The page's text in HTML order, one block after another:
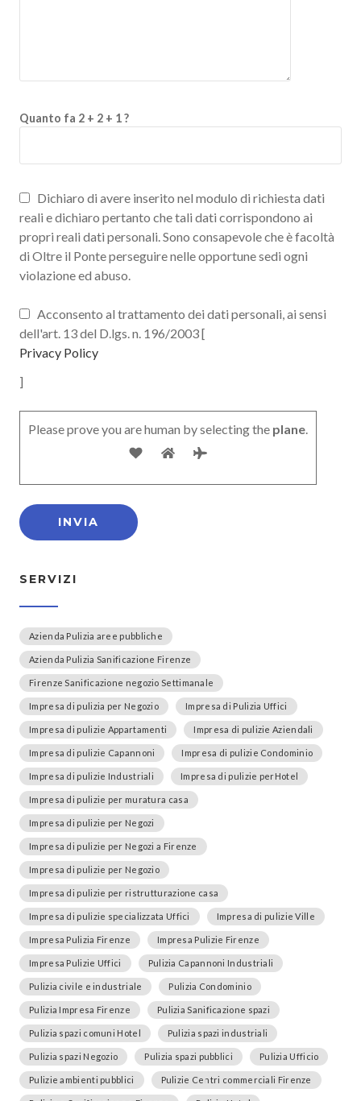
Quanto fa 2 + 2 + 1 ?
Dichiaro di avere inserito nel modulo di richiesta dati
reali e dichiaro pertanto che tali dati corrispondono ai
propri reali dati personali. Sono consapevole che è facoltà
di Oltre il Ponte perseguire nelle opportune sedi ogni
violazione ed abuso.
Acconsento al trattamento dei dati personali, ai sensi
dell'art. 13 del D.lgs. n. 196/2003 [
Privacy Policy
]
Please prove you are human by selecting the plane.
SERVIZI
Azienda Pulizia aree pubbliche
Azienda Pulizia Sanificazione Firenze
Firenze Sanificazione negozio Settimanale
Impresa di pulizia per Negozio Impresa di Pulizia Uffici
Impresa di pulizie Appartamenti Impresa di pulizie Aziendali
Impresa di pulizie Capannoni Impresa di pulizie Condominio
Impresa di pulizie Industriali Impresa di pulizie perHotel
Impresa di pulizie per muratura casa
Impresa di pulizie per Negozi
Impresa di pulizie per Negozi a Firenze
Impresa di pulizie per Negozio
Impresa di pulizie per ristrutturazione casa
Impresa di pulizie specializzata Uffici Impresa di pulizie Ville
Impresa Pulizia Firenze Impresa Pulizie Firenze
Impresa Pulizie Uffici Pulizia Capannoni Industriali
Pulizia civile e industriale Pulizia Condominio
Pulizia Impresa Firenze Pulizia Sanificazione spazi
Pulizia spazi comuni Hotel Pulizia spazi industriali
Pulizia spazi Negozio Pulizia spazi pubblici Pulizia Ufficio
Pulizie ambienti pubblici Pulizie Centri commerciali Firenze